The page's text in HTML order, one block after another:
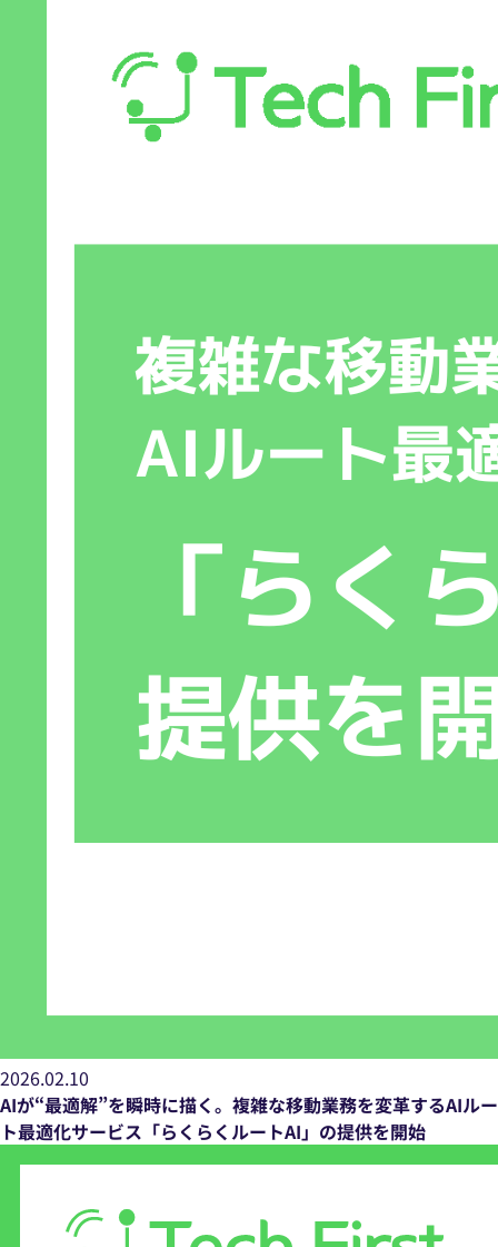
2026.02.10
AIが“最適解”を瞬時に描く。複雑な移動業務を変革するAIルー
ト最適化サービス「らくらくルートAI」の提供を開始